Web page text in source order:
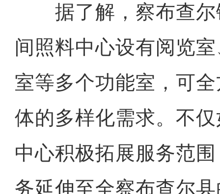
据了解，察布查尔
间照料中心设有阅览
室等多个功能室，可
体的多样化需求。不
中心积极拓展服务范
务延伸至全察布查尔